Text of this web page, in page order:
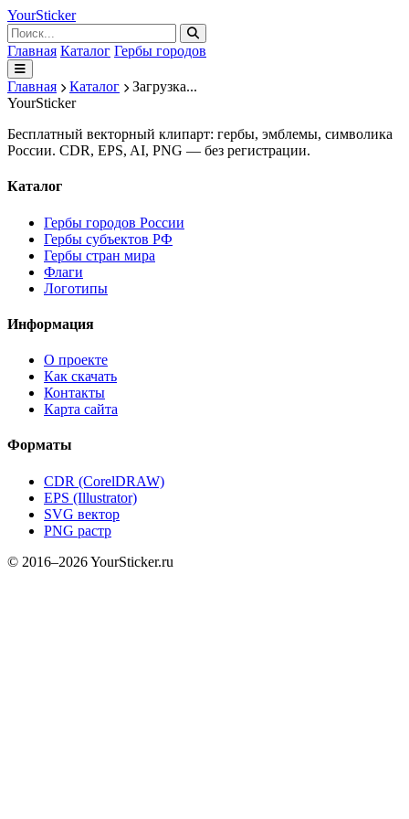
YourSticker
Главная Каталог Гербы городов
Главная Каталог
Загрузка...
YourSticker
Бесплатный векторный клипарт: гербы, эмблемы, символика
России. CDR, EPS, AI, PNG — без регистрации.
Каталог
Гербы городов России
Гербы субъектов РФ
Гербы стран мира
Флаги
Логотипы
Информация
О проекте
Как скачать
Контакты
Карта сайта
Форматы
CDR (CorelDRAW)
EPS (Illustrator)
SVG вектор
PNG растр
© 2016–2026 YourSticker.ru